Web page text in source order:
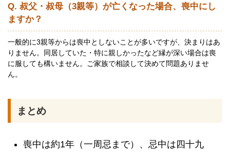
Q. 叔父・叔母（3親等）が亡くなった場合、喪中にし
ますか？
一般的に3親等からは喪中としないことが多いですが、決まりはあ
りません。同居していた・特に親しかったなど縁が深い場合は喪
に服しても構いません。ご家族で相談して決めて問題ありませ
ん。
まとめ
喪中は約1年（一周忌まで）、忌中は四十九